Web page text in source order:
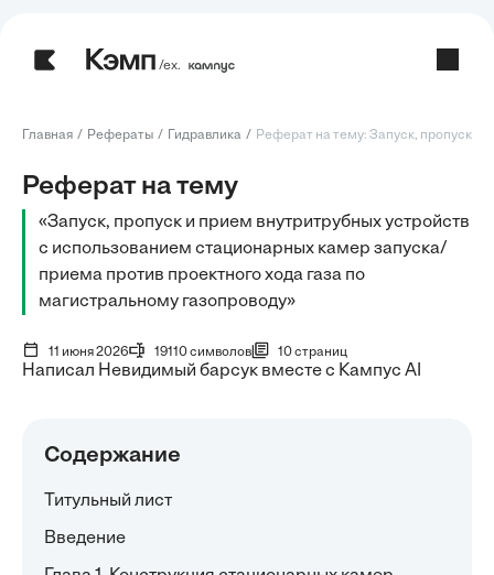
/ех.
Главная Рефераты Гидравлика Реферат на тему: Запуск, пропуск и
Реферат на тему
«Запуск, пропуск и прием внутритрубных устройств
с использованием стационарных камер запуска/
приема против проектного хода газа по
магистральному газопроводу»
11 июня 2026 19110 символов 10 страниц
Написал Невидимый барсук вместе с Кампус AI
Содержание
Титульный лист
Введение